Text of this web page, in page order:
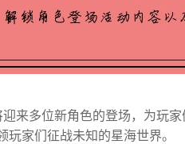
来多位新角色的登场，为玩
玩家们征战未知的星海世界。